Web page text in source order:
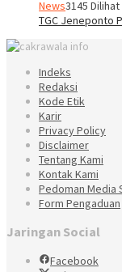
News3145 Dilihat
TGC Jeneponto
Indeks
Redaksi
Kode Etik
Karir
Privacy Policy
Disclaimer
Tentang Kami
Kontak Kami
Pedoman Media
Form Pengaduan
Jaringan Social
Facebook